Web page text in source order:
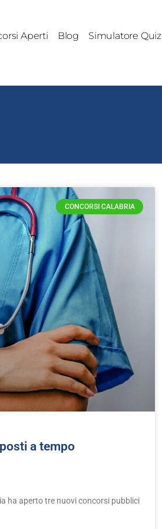
Aperti Blog Simulatore Quiz
CONCORSI CALABRIA
a tempo
ha aperto tre nuovi concorsi pubblici